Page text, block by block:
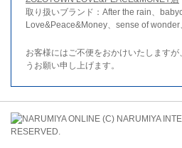
取り扱いブランド：After the rain、
Love&Peace&Money、sense of wonder
お客様にはご不便をおかけいたします
うお願い申し上げます。